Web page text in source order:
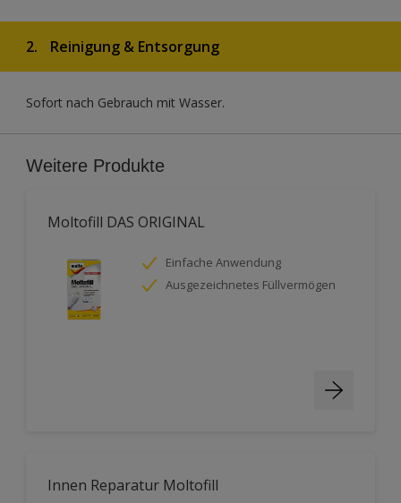
2. Reinigung & Entsorgung
Sofort nach Gebrauch mit Wasser.
Weitere Produkte
Moltofill DAS ORIGINAL
Einfache Anwendung
Ausgezeichnetes Füllvermögen
Innen Reparatur Moltofill